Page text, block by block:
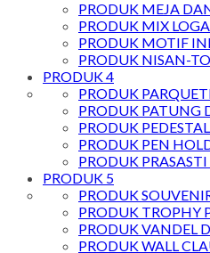
PRODUK MEJA
PRODUK MIX
PRODUK MOTIF
PRODUK NISAN-
PRODUK 4
PRODUK
PRODUK PATUNG
PRODUK
PRODUK PEN
PRODUK
PRODUK 5
PRODUK
PRODUK TROPHY
PRODUK VANDEL
PRODUK WALL